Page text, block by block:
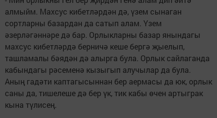
алмыйм. Махсус кибетләрдән дә, үзем сынаган
сортларны базардан да сатып алам. Үзем
әзерләгәннәре дә бар. Орлыкларны базар янындагы
махсус кибетләрдә берничә кеше бергә җыелып,
ташламалы бәядән дә алырга була. Орлык сайлаганда
кабындагы рәсеменә кызыгып алучылар да була.
Аның гадәти каптагысыннан бер аермасы да юк, орлык
саны да, тишелеше дә бер үк, тик кабы өчен артыграк
кына түлисең.